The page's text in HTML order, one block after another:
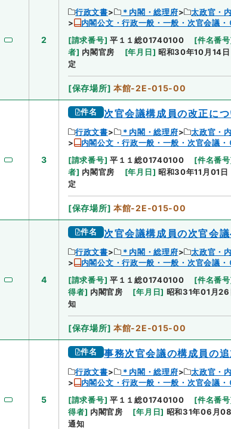
2
行政文書 ＊内閣・総理府 太政官・
内閣公文・行政一般・一般・次官会議
[請求番号] 平１１総01740100 [件名番号
者] 内閣官房 [年月日] 昭和30年10月14日
定
[保存場所] 本館-2E-015-00
3
件名 次官会議構成員の改正に
行政文書 ＊内閣・総理府 太政官・
内閣公文・行政一般・一般・次官会議
[請求番号] 平１１総01740100 [件名番号
者] 内閣官房 [年月日] 昭和30年11月01日
定
[保存場所] 本館-2E-015-00
4
件名 次官会議構成員の次官会
行政文書 ＊内閣・総理府 太政官・
内閣公文・行政一般・一般・次官会議
[請求番号] 平１１総01740100 [件名番号
得者] 内閣官房 [年月日] 昭和31年01月26
知
[保存場所] 本館-2E-015-00
5
件名 事務次官会議の構成員の
行政文書 ＊内閣・総理府 太政官・
内閣公文・行政一般・一般・次官会議
[請求番号] 平１１総01740100 [件名番号
得者] 内閣官房 [年月日] 昭和31年06月
通知